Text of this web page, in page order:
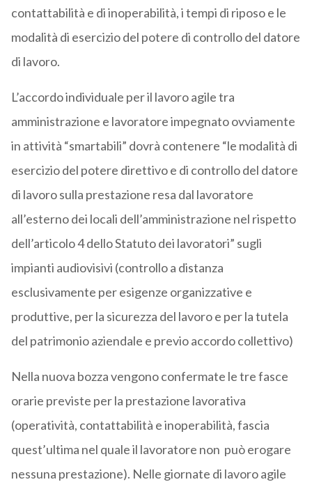
contattabilità e di inoperabilità, i tempi di riposo e le
modalità di esercizio del potere di controllo del datore
di lavoro.
L’accordo individuale per il lavoro agile tra
amministrazione e lavoratore impegnato ovviamente
in attività “smartabili” dovrà contenere “le modalità di
esercizio del potere direttivo e di controllo del datore
di lavoro sulla prestazione resa dal lavoratore
all’esterno dei locali dell’amministrazione nel rispetto
dell’articolo 4 dello Statuto dei lavoratori” sugli
impianti audiovisivi (controllo a distanza
esclusivamente per esigenze organizzative e
produttive, per la sicurezza del lavoro e per la tutela
del patrimonio aziendale e previo accordo collettivo)
Nella nuova bozza vengono confermate le tre fasce
orarie previste per la prestazione lavorativa
(operatività, contattabilità e inoperabilità, fascia
quest’ultima nel quale il lavoratore non può erogare
nessuna prestazione). Nelle giornate di lavoro agile